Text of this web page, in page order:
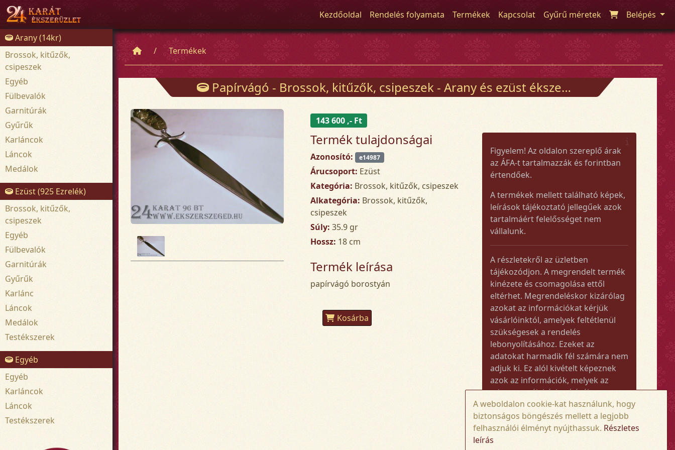
Kezdőoldal Rendelés folyamata Termékek Kapcsolat Gyűrű méretek Belépés
Arany (14kr)
Brossok, kitűzők,
csipeszek
Egyéb
Fülbevalók
Garnitúrák
Gyűrűk
Karláncok
Láncok
Medálok
Ezüst (925 Ezrelék)
Brossok, kitűzők,
csipeszek
Egyéb
Fülbevalók
Garnitúrák
Gyűrűk
Karlánc
Láncok
Medálok
Testékszerek
Egyéb
Egyéb
Karláncok
Láncok
Testékszerek
Termékek
Papírvágó - Brossok, kitűzők, csipeszek - Arany és ezüst ékszerek
143 600 ,- Ft
Termék tulajdonságai
Azonosító: e14987
Árucsoport: Ezüst
Kategória: Brossok, kitűzők, csipeszek
Alkategória: Brossok, kitűzők,
csipeszek
Súly: 35.9 gr
Hossz: 18 cm
Termék leírása
papírvágó borostyán
Kosárba
Figyelem! Az oldalon szereplő árak
az ÁFA-t tartalmazzák és forintban
értendőek.
A termékek mellett található képek,
leírások tájékoztató jellegűek azok
tartalmáért felelősséget nem
vállalunk.
A részletekről az üzletben
tájékozódjon. A megrendelt termék
kinézete és csomagolása ettől
eltérhet. Megrendeléskor kizárólag
azokat az információkat kérjük
vásárlóinktól, amelyek feltétlenül
szükségesek a rendelés
lebonyolításához. Ezeket az
adatokat harmadik fél számára nem
adjuk ki. Ez alól kivételt képeznek
azok az információk, melyek az
adott termék kézbesítéséhez vagy
kiszállításához szükségesek.
Amennyiben a megrendelt termék
összege meghaladja az 50.000 Ft-ot,
A weboldalon cookie-kat használunk, hogy
biztonságos böngészés mellett a legjobb
felhasználói élményt nyújthassuk. Részletes
leírás